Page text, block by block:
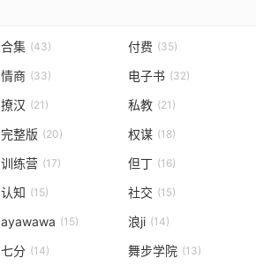
合集 (43) 付费 (35)
情商 (33) 电子书 (32)
撩汉 (21) 私教 (21)
完整版 (20) 权谋 (18)
训练营 (17) 但丁 (16)
认知 (15) 社交 (15)
ayawawa (15) 浪ji (14)
七分 (14) 舞步学院 (13)